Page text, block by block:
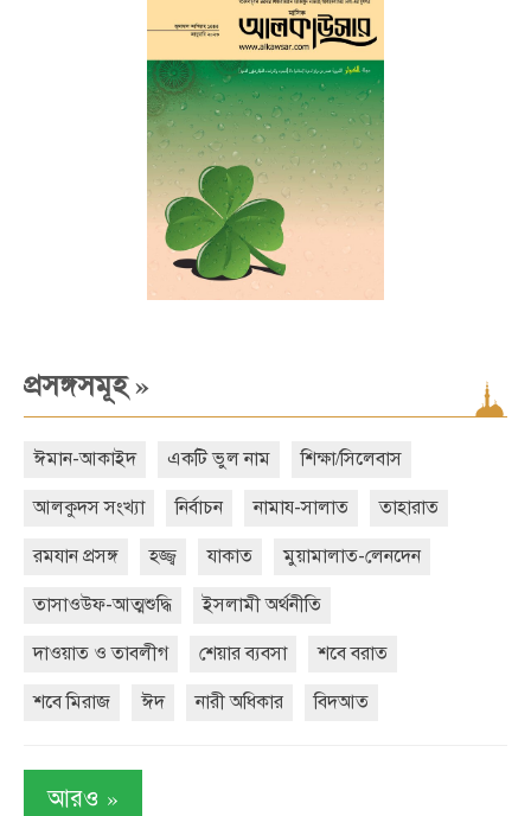
প্রসঙ্গসমূহ»
ঈমান-আকাইদ একটি ভুল নাম শিক্ষা/সিলেবাস
আলকুদস সংখ্যা নির্বাচন নামায-সালাত তাহারাত
রমযান প্রসঙ্গ হজ্জ্ব যাকাত মুয়ামালাত-লেনদেন
তাসাওউফ-আত্মশুদ্ধি ইসলামী অর্থনীতি
দাওয়াত ও তাবলীগ শেয়ার ব্যবসা শবে বরাত
শবে মিরাজ ঈদ নারী অধিকার বিদআত
আরও »